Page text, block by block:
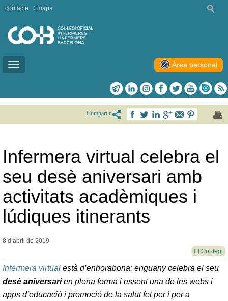
Toggle
contacte mapa
Àrea personal
Compartir
Infermera virtual celebra el
seu desè aniversari amb
activitats acadèmiques i
lúdiques itinerants
8 d’abril de 2019
El Col·legi
Infermera virtual està d’enhorabona: enguany celebra el seu
desè aniversarien plena forma i essent una de les webs i
apps d’educació i promoció de la salut fet per i per a